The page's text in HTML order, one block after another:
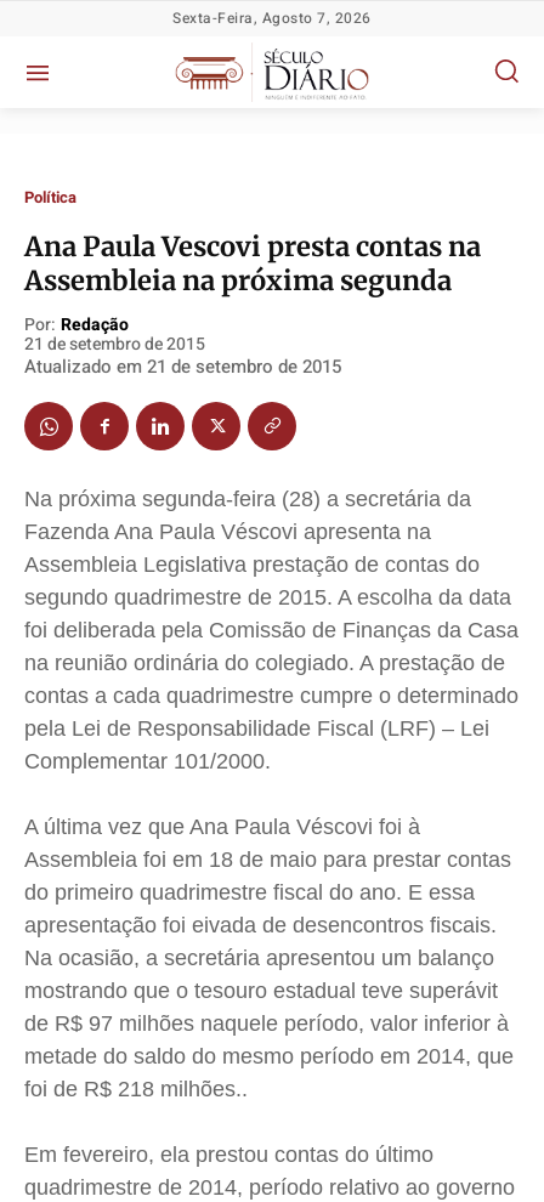
Política
TV Século
Justiça
Educação
Segurança
Saúde
Cidades
Direitos
Economia
Cultura
Colunas
Jr Mignone (in memorian)
Wanda Sily
Publicidade Legal
Quem Somos
Expediente
Anuncie
Política
TV Século
Justiça
Educação
Segurança
Saúde
Cidades
Direitos
Economia
Cultura
Colunas
Jr Mignone (in memorian)
Wanda Sily
Publicidade Legal
Quem Somos
Expediente
Anuncie
Política
TV Século
Justiça
Educação
Segurança
Saúde
Cidades
Direitos
Economia
Cultura
Colunas
Jr Mignone (in memorian)
Wanda Sily
Publicidade Legal
Quem Somos
Expediente
Anuncie
Política
TV Século
Justiça
Educação
Segurança
Saúde
Cidades
Direitos
Economia
Cultura
Colunas
Jr Mignone (in memorian)
Wanda Sily
Publicidade Legal
Quem Somos
Expediente
Anuncie
Sexta-Feira, Agosto 7, 2026
Política
Ana Paula Vescovi presta contas na
Assembleia na próxima segunda
Por: Redação
21 de setembro de 2015
Atualizado em 21 de setembro de 2015
Na próxima segunda-feira (28) a secretária da
Fazenda Ana Paula Véscovi apresenta na
Assembleia Legislativa prestação de contas do
segundo quadrimestre de 2015. A escolha da data
foi deliberada pela Comissão de Finanças da Casa
na reunião ordinária do colegiado. A prestação de
contas a cada quadrimestre cumpre o determinado
pela Lei de Responsabilidade Fiscal (LRF) – Lei
Complementar 101/2000.
A última vez que Ana Paula Véscovi foi à
Assembleia foi em 18 de maio para prestar contas
do primeiro quadrimestre fiscal do ano. E essa
apresentação foi eivada de desencontros fiscais.
Na ocasião, a secretária apresentou um balanço
mostrando que o tesouro estadual teve superávit
de R$ 97 milhões naquele período, valor inferior à
metade do saldo do mesmo período em 2014, que
foi de R$ 218 milhões..
Em fevereiro, ela prestou contas do último
quadrimestre de 2014, período relativo ao governo